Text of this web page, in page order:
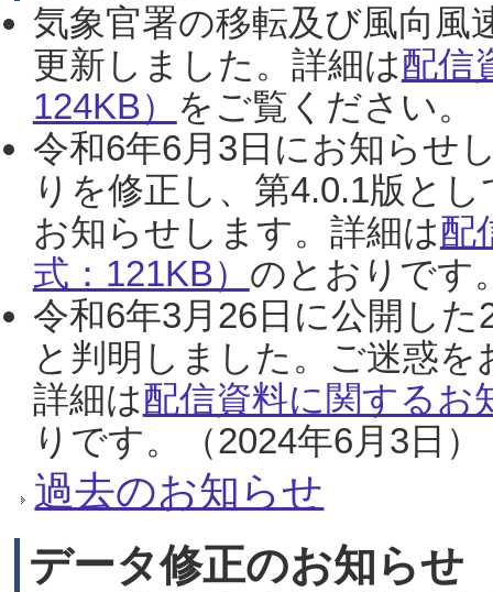
気象官署の移転及び風向風
更新しました。詳細は配信
124KB） をご覧ください。
令和6年6月3日にお知らせ
りを修正し、第4.0.1版と
お知らせします。詳細は配
式：121KB） のとおりです
令和6年3月26日に公開し
と判明しました。ご迷惑
詳細は配信資料に関するお
りです。（2024年6月3日）
過去のお知らせ
データ修正のお知らせ